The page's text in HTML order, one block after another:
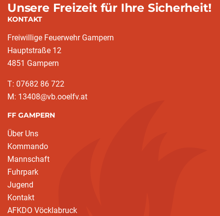
Unsere Freizeit für Ihre Sicherheit!
KONTAKT
Freiwillige Feuerwehr Gampern
Hauptstraße 12
4851 Gampern
T: 07682 86 722
M: 13408@vb.ooelfv.at
FF GAMPERN
Über Uns
Kommando
Mannschaft
Fuhrpark
Jugend
Kontakt
AFKDO Vöcklabruck